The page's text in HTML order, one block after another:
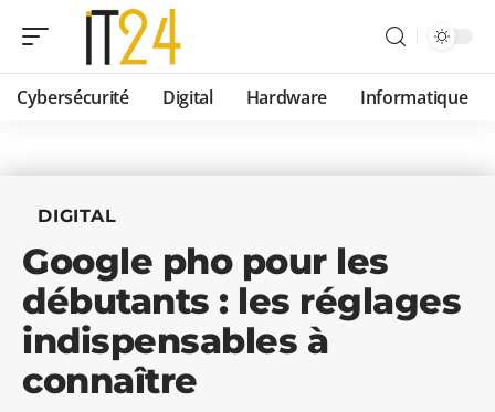
Cybersécurité Digital Hardware Informatique
DIGITAL
Google pho pour les
débutants : les réglages
indispensables à
connaître